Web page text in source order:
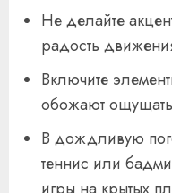
Не делайте
радость
Включите
обожают
В дождливую
теннис или